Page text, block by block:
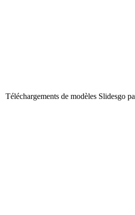
Téléchargements de modèles Slidesgo